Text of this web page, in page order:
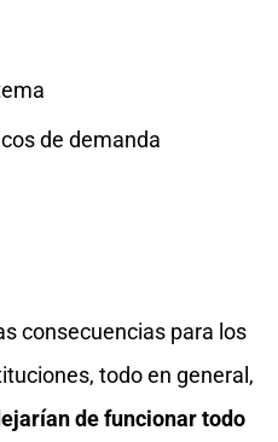
de demanda
consecuencias para los
todo en general,
de funcionar todo